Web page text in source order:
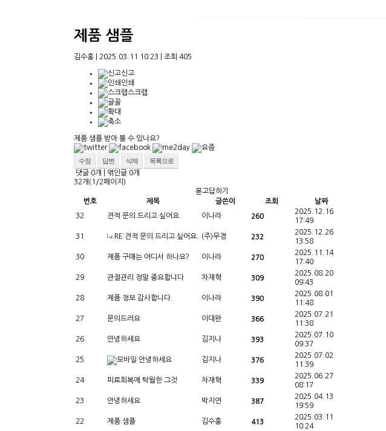
제품 샘플
김수홍 2025.03.11 10:23 조회 405
신고
인쇄
스크랩
제품 샘플 받아 볼 수 있나요?
수정 답변 삭제
목록으로
댓글 0개 엮인글 0개
32개(1/2페이지)
몯고답하기
번호
제목 글쓴이 조회
날짜
32
견적 문의 드리고 싶어요. 이나라 260
2025.12.16
17:49
31 RE:견적 문의 드리고 싶어요. (주)무경 232
2025.12.26
13:58
30 제품 구매는 어디서 하나요? 이나라 270
2025.11.14
17:40
29 관절관리 정말 중요합니다 차재혁 309
2025.08.20
09:43
28 제품 정보 감사합니다. 이나라 390
2025.08.01
11:48
27 문의드려요 이대완 366
2025.07.21
11:38
26 안녕하세요 김지나 393
2025.07.10
09:37
25 안녕하세요 김지나 376
2025.07.02
11:39
24 피로회복에 탁월한 그것 차재혁 339
2025.06.27
08:17
23 안녕하세요 박지연 387
2025.04.13
19:59
22 제품 샘플 김수홍 413
2025.03.11
10:24